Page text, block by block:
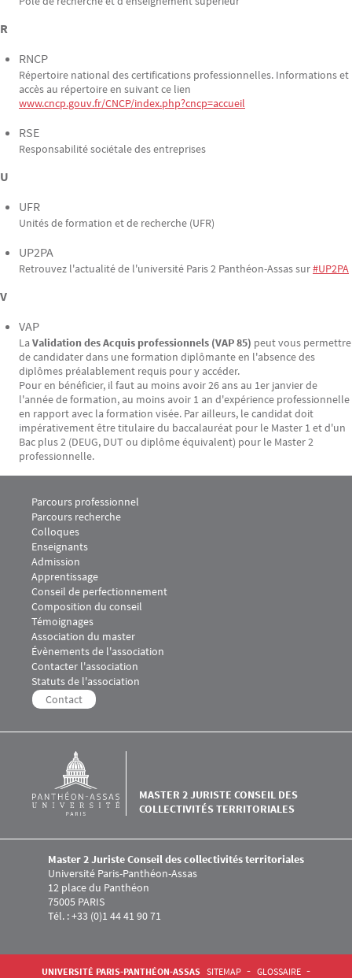
R
RNCP
Répertoire national des certifications professionnelles. Informations et
accès au répertoire en suivant ce lien
www.cncp.gouv.fr/CNCP/index.php?cncp=accueil
RSE
Responsabilité sociétale des entreprises
U
UFR
Unités de formation et de recherche (UFR)
UP2PA
Retrouvez l'actualité de l'université Paris 2 Panthéon-Assas sur#UP2PA
V
VAP
La Validation des Acquis professionnels (VAP 85) peut vous permettre
de candidater dans une formation diplômante en l'absence des
diplômes préalablement requis pour y accéder.
Pour en bénéficier, il faut au moins avoir 26 ans au 1er janvier de
l'année de formation, au moins avoir 1 an d'expérience professionnelle
en rapport avec la formation visée. Par ailleurs, le candidat doit
impérativement être titulaire du baccalauréat pour le Master 1 et d'un
Bac plus 2 (DEUG, DUT ou diplôme équivalent) pour le Master 2
professionnelle.
Menu footer M2 Juriste Conseil des collectivités territoriales 1
Parcours professionnel
Parcours recherche
Colloques
Enseignants
Admission
Menu footer M2 Juriste Conseil des collectivités territoriales 2
Apprentissage
Menu footer M2 Juriste Conseil des collectivités territoriales 3
Conseil de perfectionnement
Composition du conseil
Témoignages
Menu footer M2 Juriste Conseil des collectivités territoriales 4
Association du master
Évènements de l'association
Contacter l'association
Statuts de l'association
Menu footer M2 Juriste Conseil des collectivités territoriales 5
Contact
MASTER 2 JURISTE CONSEIL DES
COLLECTIVITÉS TERRITORIALES
Master 2 Juriste Conseil des collectivités territoriales
Université Paris-Panthéon-Assas
12 place du Panthéon
75005 PARIS
Tél. : +33 (0)1 44 41 90 71
Pied de page Assas
UNIVERSITÉ PARIS-PANTHÉON-ASSAS SITEMAP
GLOSSAIRE